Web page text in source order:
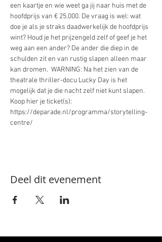
een kaartje en wie weet ga jij naar huis met de
hoofdprijs van € 25.000. De vraag is wel: wat
doe je als je straks daadwerkelijk de hoofdprijs
wint? Houd je het prijzengeld zelf of geef je het
weg aan een ander? De ander die diep in de
schulden zit en van rustig slapen alleen maar
kan dromen.  WARNING: Na het zien van de
theatrale thriller-docu Lucky Day is het
mogelijk dat je die nacht zelf niet kunt slapen.
Koop hier je ticket(s):
https://deparade.nl/programma/storytelling-
centre/
Deel dit evenement